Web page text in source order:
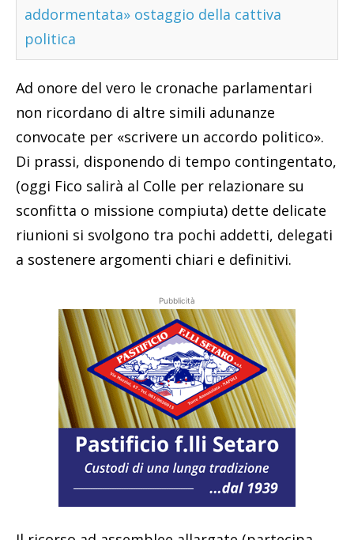
addormentata» ostaggio della cattiva
politica
Ad onore del vero le cronache parlamentari
non ricordano di altre simili adunanze
convocate per «scrivere un accordo politico».
Di prassi, disponendo di tempo contingentato,
(oggi Fico salirà al Colle per relazionare su
sconfitta o missione compiuta) dette delicate
riunioni si svolgono tra pochi addetti, delegati
a sostenere argomenti chiari e definitivi.
Pubblicità